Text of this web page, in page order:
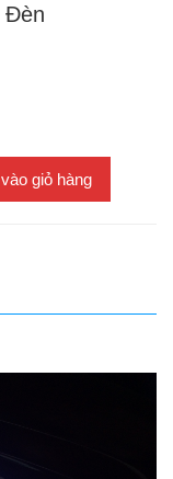
Đèn
giỏ hàng